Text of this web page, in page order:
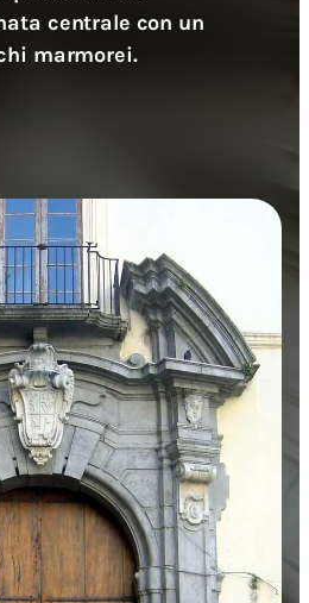
centrale con un
marmorei.